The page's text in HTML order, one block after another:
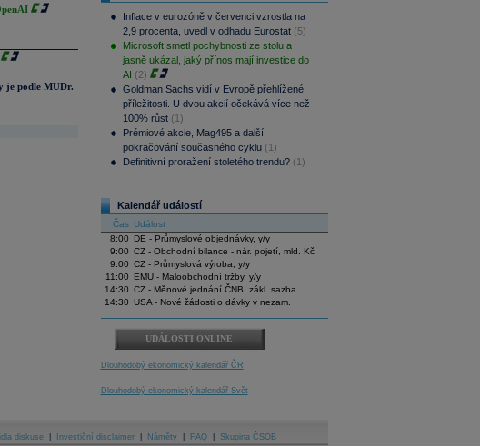
je podle MUDr.
Inflace v eurozóně v červenci vzrostla na
2,9 procenta, uvedl v odhadu Eurostat (5)
Microsoft smetl pochybnosti ze stolu a
jasně ukázal, jaký přínos mají investice do
AI (2)
Goldman Sachs vidí v Evropě přehlížené
příležitosti. U dvou akcií očekává více než
100% růst (1)
Prémiové akcie, Mag495 a další
pokračování současného cyklu (1)
Definitivní proražení stoletého trendu? (1)
Kalendář událostí
Čas Událost
8:00
DE - Průmyslové objednávky, y/y
9:00 CZ - Obchodní bilance - nár. pojetí, mld. Kč
9:00 CZ - Průmyslová výroba, y/y
11:00
EMU - Maloobchodní tržby, y/y
14:30 CZ - Měnové jednání ČNB, zákl. sazba
14:30 USA - Nové žádosti o dávky v nezam.
UDÁLOSTI ONLINE
Dlouhodobý ekonomický kalendář ČR
Dlouhodobý ekonomický kalendář Svět
diskuse Investiční disclaimer Náměty FAQ Skupina ČSOB